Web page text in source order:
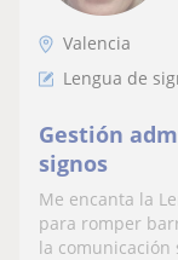
Valencia
Lengua de
Gestión
signos
Me encanta la
para romper
la comunicación